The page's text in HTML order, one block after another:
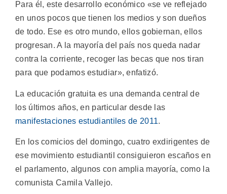
Para él, este desarrollo económico «se ve reflejado
en unos pocos que tienen los medios y son dueños
de todo. Ese es otro mundo, ellos gobiernan, ellos
progresan. A la mayoría del país nos queda nadar
contra la corriente, recoger las becas que nos tiran
para que podamos estudiar», enfatizó.
La educación gratuita es una demanda central de
los últimos años, en particular desde las
manifestaciones estudiantiles de 2011.
En los comicios del domingo, cuatro exdirigentes de
ese movimiento estudiantil consiguieron escaños en
el parlamento, algunos con amplia mayoría, como la
comunista Camila Vallejo.